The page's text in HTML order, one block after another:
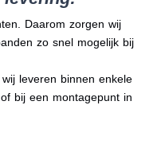
Daarom zorgen wij
zo snel mogelijk bij
leveren binnen enkele
bij een montagepunt in